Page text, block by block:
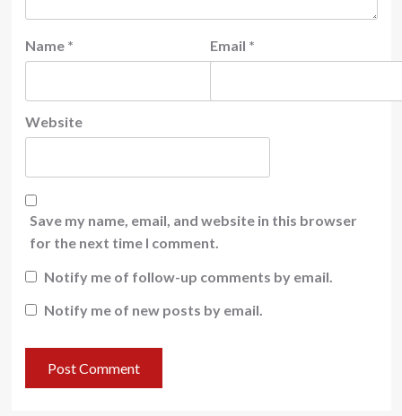
Name * Email *
Website
Save my name, email, and website in this browser
for the next time I comment.
Notify me of follow-up comments by email.
Notify me of new posts by email.